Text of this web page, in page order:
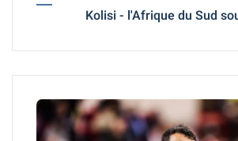
Kolisi - l'Afrique du Sud